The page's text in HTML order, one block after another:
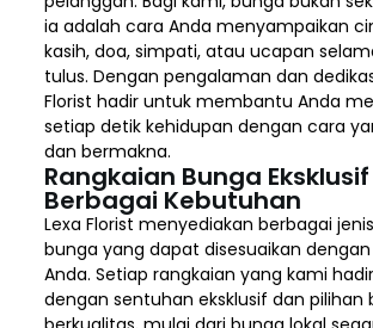
ia adalah cara Anda menyampaikan
kasih, doa, simpati, atau ucapan
tulus. Dengan pengalaman dan
Florist hadir untuk membantu Anda
setiap detik kehidupan dengan cara
dan bermakna.
Rangkaian Bunga
Berbagai Kebutuhan
Lexa Florist menyediakan berbagai
bunga yang dapat disesuaikan
Anda. Setiap rangkaian yang kami
dengan sentuhan eksklusif dan pilihan